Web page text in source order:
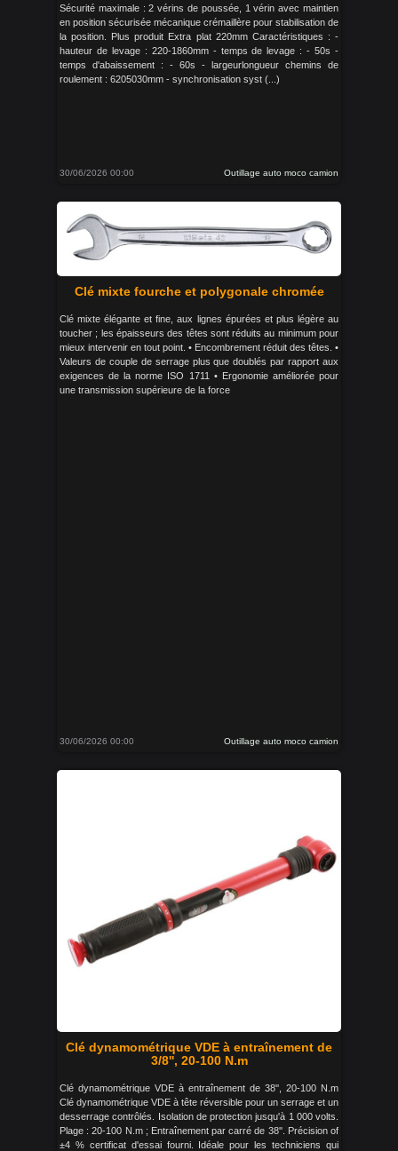
Sécurité maximale : 2 vérins de poussée, 1 vérin avec maintien
en position sécurisée mécanique crémaillère pour stabilisation de
la position. Plus produit Extra plat 220mm Caractéristiques : -
hauteur de levage : 220-1860mm - temps de levage : - 50s -
temps d'abaissement : - 60s - largeurlongueur chemins de
roulement : 6205030mm - synchronisation syst (...)
30/06/2026 00:00 Outillage auto moco camion
Clé mixte fourche et polygonale chromée
Clé mixte élégante et fine, aux lignes épurées et plus légère au
toucher ; les épaisseurs des têtes sont réduits au minimum pour
mieux intervenir en tout point. • Encombrement réduit des têtes. •
Valeurs de couple de serrage plus que doublés par rapport aux
exigences de la norme ISO 1711 • Ergonomie améliorée pour
une transmission supérieure de la force
30/06/2026 00:00 Outillage auto moco camion
Clé dynamométrique VDE à entraînement de
3/8'', 20-100 N.m
Clé dynamométrique VDE à entraînement de 38'', 20-100 N.m
Clé dynamométrique VDE à tête réversible pour un serrage et un
desserrage contrôlés. Isolation de protection jusqu'à 1 000 volts.
Plage : 20-100 N.m ; Entraînement par carré de 38''. Précision of
±4 % certificat d'essai fourni. Idéale pour les techniciens qui